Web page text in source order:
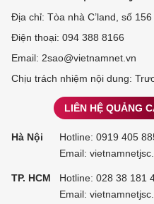
Địa chỉ: Tòa nhà C’land, số
Điện thoại: 094 388 8166
Email: 2sao@vietnamnet.vn
Chịu trách nhiệm nội dung:
LIÊN HỆ QUẢNG
Hà Nội Hotline: 0919 405
Email:
TP. HCM Hotline: 028 38 181
Email: